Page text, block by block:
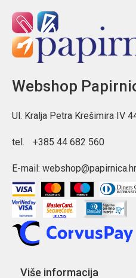
Webshop
Ul. Kralja Petra Krešimira IV
tel. +385 44 682 560
E-mail: webshop@papirnica.hr
Više informacija